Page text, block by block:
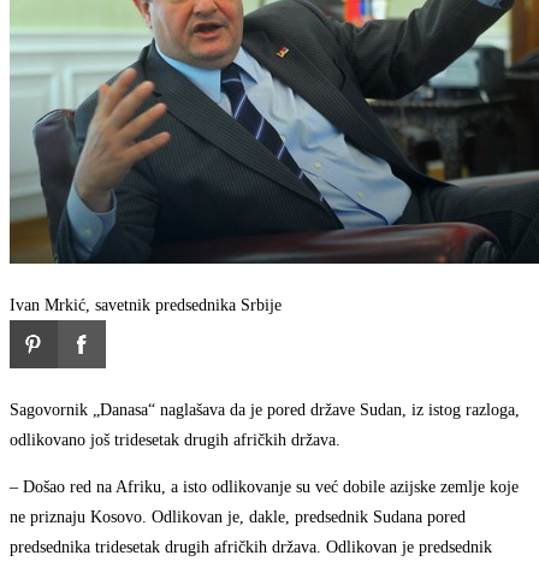
Ivan Mrkić, savetnik predsednika Srbije
Sagovornik „Danasa“ naglašava da je pored države Sudan, iz istog razloga,
odlikovano još tridesetak drugih afričkih država.
– Došao red na Afriku, a isto odlikovanje su već dobile azijske zemlje koje
ne priznaju Kosovo. Odlikovan je, dakle, predsednik Sudana pored
predsednika tridesetak drugih afričkih država. Odlikovan je predsednik